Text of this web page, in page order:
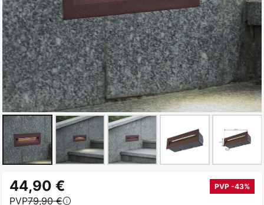
para
44,90 € PVP -43%
PVP79,90 €